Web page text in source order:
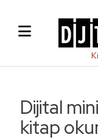
Dijital
kitap